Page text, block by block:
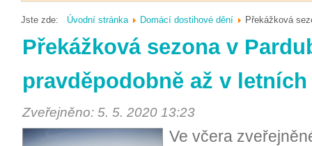
Jste zde: Úvodní stránka Domácí dostihové dění Překážková
Překážková sezona v
pravděpodobně až v
Zveřejněno: 5. 5. 2020 13:23
Ve včera